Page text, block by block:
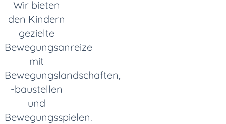
Wir bieten
den Kindern
gezielte
Bewegungsanreize
mit
Bewegungslandschaften,
-baustellen
und
Bewegungsspielen.